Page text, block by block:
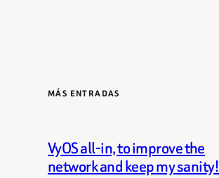
MÁS ENTRADAS
VyOS all-in, to improve the
network and keep my sanity!